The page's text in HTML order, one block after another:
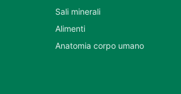
Sali minerali
Alimenti
Anatomia corpo umano